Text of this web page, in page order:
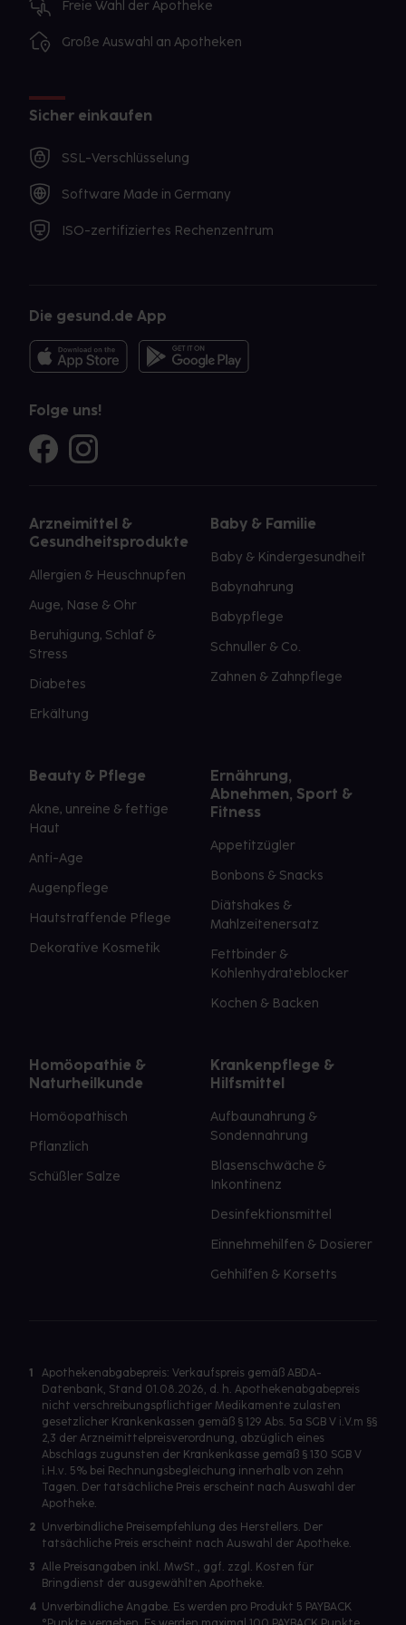
Freie Wahl der Apotheke
Große Auswahl an Apotheken
Sicher einkaufen
SSL-Verschlüsselung
Software Made in Germany
ISO-zertifiziertes Rechenzentrum
Die gesund.de App
Folge uns!
Arzneimittel &
Gesundheitsprodukte
Allergien & Heuschnupfen
Auge, Nase & Ohr
Beruhigung, Schlaf &
Stress
Diabetes
Erkältung
Baby & Familie
Baby & Kindergesundheit
Babynahrung
Babypflege
Schnuller & Co.
Zahnen & Zahnpflege
Beauty & Pflege
Akne, unreine & fettige
Haut
Anti-Age
Augenpflege
Hautstraffende Pflege
Dekorative Kosmetik
Ernährung,
Abnehmen, Sport &
Fitness
Appetitzügler
Bonbons & Snacks
Diätshakes &
Mahlzeitenersatz
Fettbinder &
Kohlenhydrateblocker
Kochen & Backen
Homöopathie &
Naturheilkunde
Homöopathisch
Pflanzlich
Schüßler Salze
Krankenpflege &
Hilfsmittel
Aufbaunahrung &
Sondennahrung
Blasenschwäche &
Inkontinenz
Desinfektionsmittel
Einnehmehilfen & Dosierer
Gehhilfen & Korsetts
1
Apothekenabgabepreis: Verkaufspreis gemäß ABDA-
Datenbank, Stand 01.08.2026, d. h. Apothekenabgabepreis
nicht verschreibungspflichtiger Medikamente zulasten
gesetzlicher Krankenkassen gemäß § 129 Abs. 5a SGB V i.V.m §§
2,3 der Arzneimittelpreisverordnung, abzüglich eines
Abschlags zugunsten der Krankenkasse gemäß § 130 SGB V
i.H.v. 5% bei Rechnungsbegleichung innerhalb von zehn
Tagen. Der tatsächliche Preis erscheint nach Auswahl der
Apotheke.
2 Unverbindliche Preisempfehlung des Herstellers. Der
tatsächliche Preis erscheint nach Auswahl der Apotheke.
3 Alle Preisangaben inkl. MwSt., ggf. zzgl. Kosten für
Bringdienst der ausgewählten Apotheke.
4 Unverbindliche Angabe. Es werden pro Produkt 5 PAYBACK